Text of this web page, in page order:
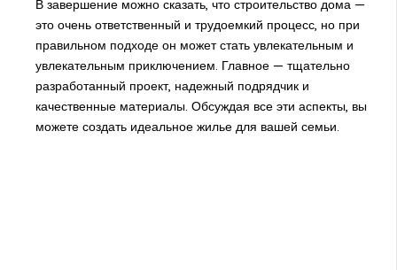
В завершение можно сказать, что строительство дома —
это очень ответственный и трудоемкий процесс, но при
правильном подходе он может стать увлекательным и
увлекательным приключением. Главное — тщательно
разработанный проект, надежный подрядчик и
качественные материалы. Обсуждая все эти аспекты, вы
можете создать идеальное жилье для вашей семьи.